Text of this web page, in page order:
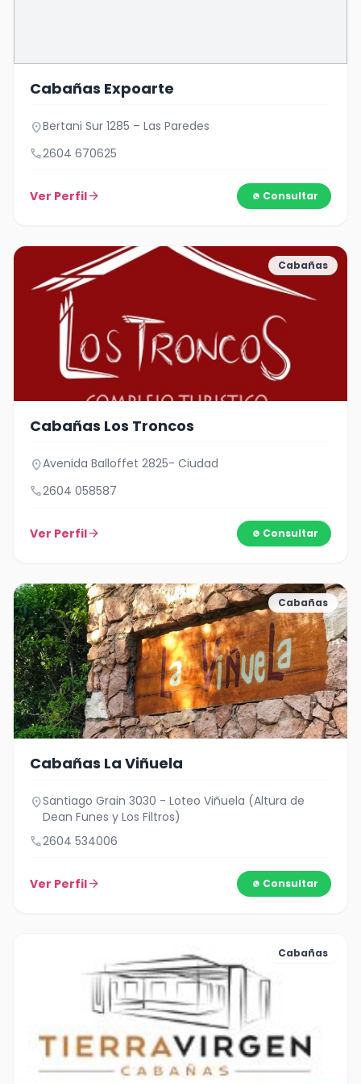
Cabañas Expoarte
location_onBertani Sur 1285 – Las Paredes
call2604 670625
Ver Perfilarrow_forward Consultar
Cabañas
Cabañas Los Troncos
location_onAvenida Balloffet 2825- Ciudad
call2604 058587
Ver Perfilarrow_forward Consultar
Cabañas
Cabañas La Viñuela
location_onSantiago Grain 3030 - Loteo Viñuela (Altura de
Dean Funes y Los Filtros)
call2604 534006
Ver Perfilarrow_forward Consultar
Cabañas